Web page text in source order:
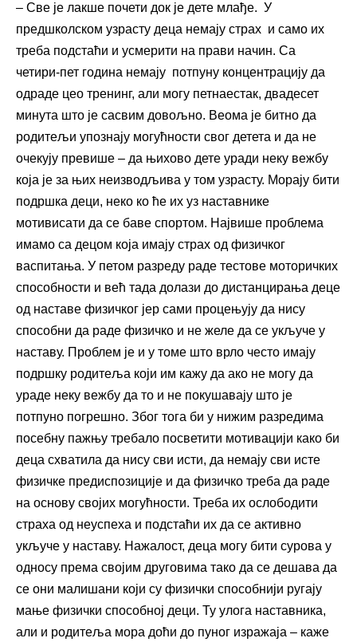
– Све је лакше почети док је дете млађе. У
предшколском узрасту деца немају страх и само их
треба подстаћи и усмерити на прави начин. Са
четири-пет година немају потпуну концентрацију да
одраде цео тренинг, али могу петнаестак, двадесет
минута што је сасвим довољно. Веома је битно да
родитељи упознају могућности свог детета и да не
очекују превише – да њихово дете уради неку вежбу
која је за њих неизводљива у том узрасту. Морају бити
подршка деци, неко ко ће их уз наставнике
мотивисати да се баве спортом. Највише проблема
имамо са децом која имају страх од физичког
васпитања. У петом разреду раде тестове моторичких
способности и већ тада долази до дистанцирања деце
од наставе физичког јер сами процењују да нису
способни да раде физичко и не желе да се укључе у
наставу. Проблем је и у томе што врло често имају
подршку родитеља који им кажу да ако не могу да
ураде неку вежбу да то и не покушавају што је
потпуно погрешно. Због тога би у нижим разредима
посебну пажњу требало посветити мотивацији како би
деца схватила да нису сви исти, да немају сви исте
физичке предиспозиције и да физичко треба да раде
на основу својих могућности. Треба их ослободити
страха од неуспеха и подстаћи их да се активно
укључе у наставу. Нажалост, деца могу бити сурова у
односу према својим друговима тако да се дешава да
се они малишани који су физички способнији ругају
мање физички способној деци. Ту улога наставника,
али и родитеља мора доћи до пуног изражаја – каже